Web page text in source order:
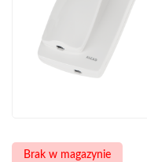
Brak w magazynie